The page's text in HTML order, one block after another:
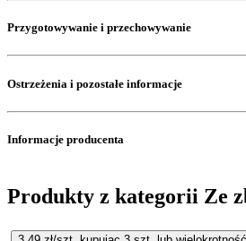
Przygotowywanie i przechowywanie
Ostrzeżenia i pozostałe informacje
Informacje producenta
Produkty z kategorii Ze